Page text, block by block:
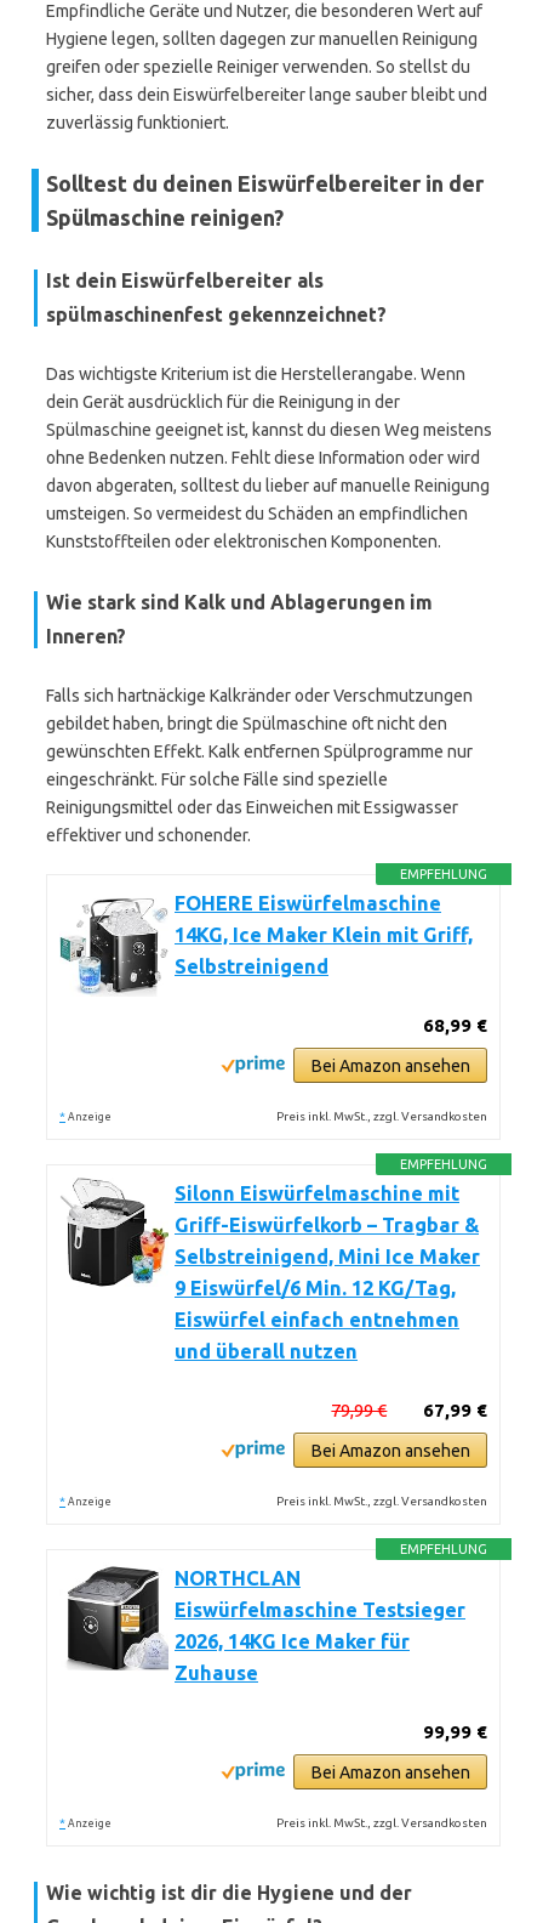
Empfindliche Geräte und Nutzer, die besonderen Wert auf
Hygiene legen, sollten dagegen zur manuellen Reinigung
greifen oder spezielle Reiniger verwenden. So stellst du
sicher, dass dein Eiswürfelbereiter lange sauber bleibt und
zuverlässig funktioniert.
Solltest du deinen Eiswürfelbereiter in der
Spülmaschine reinigen?
Ist dein Eiswürfelbereiter als
spülmaschinenfest gekennzeichnet?
Das wichtigste Kriterium ist die Herstellerangabe. Wenn
dein Gerät ausdrücklich für die Reinigung in der
Spülmaschine geeignet ist, kannst du diesen Weg meistens
ohne Bedenken nutzen. Fehlt diese Information oder wird
davon abgeraten, solltest du lieber auf manuelle Reinigung
umsteigen. So vermeidest du Schäden an empfindlichen
Kunststoffteilen oder elektronischen Komponenten.
Wie stark sind Kalk und Ablagerungen im
Inneren?
Falls sich hartnäckige Kalkränder oder Verschmutzungen
gebildet haben, bringt die Spülmaschine oft nicht den
gewünschten Effekt. Kalk entfernen Spülprogramme nur
eingeschränkt. Für solche Fälle sind spezielle
Reinigungsmittel oder das Einweichen mit Essigwasser
effektiver und schonender.
EMPFEHLUNG
FOHERE Eiswürfelmaschine
14KG, Ice Maker Klein mit Griff,
Selbstreinigend
68,99 €
Bei Amazon ansehen
* Anzeige Preis inkl. MwSt., zzgl. Versandkosten
EMPFEHLUNG
Silonn Eiswürfelmaschine mit
Griff-Eiswürfelkorb – Tragbar &
Selbstreinigend, Mini Ice Maker
9 Eiswürfel/6 Min. 12 KG/Tag,
Eiswürfel einfach entnehmen
und überall nutzen
67,99 €
79,99 €
Bei Amazon ansehen
* Anzeige Preis inkl. MwSt., zzgl. Versandkosten
EMPFEHLUNG
NORTHCLAN
Eiswürfelmaschine Testsieger
2026, 14KG Ice Maker für
Zuhause
99,99 €
Bei Amazon ansehen
* Anzeige Preis inkl. MwSt., zzgl. Versandkosten
Wie wichtig ist dir die Hygiene und der